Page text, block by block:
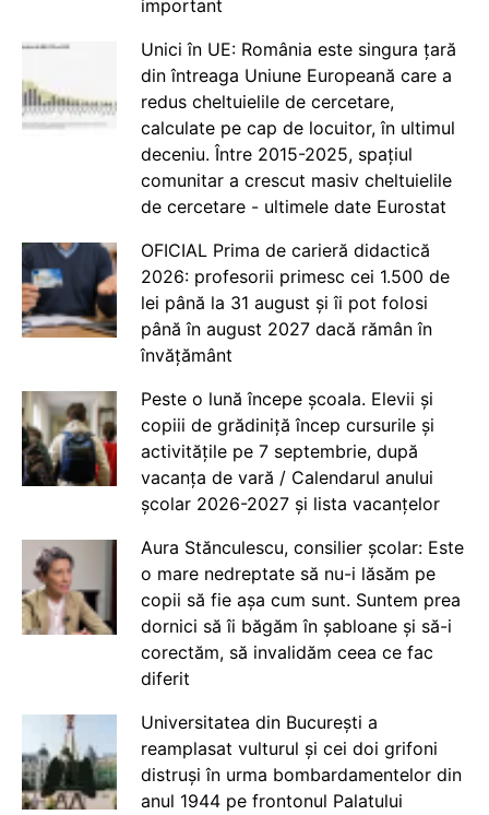
important
Unici în UE: România este singura țară
din întreaga Uniune Europeană care a
redus cheltuielile de cercetare,
calculate pe cap de locuitor, în ultimul
deceniu. Între 2015-2025, spațiul
comunitar a crescut masiv cheltuielile
de cercetare - ultimele date Eurostat
OFICIAL Prima de carieră didactică
2026: profesorii primesc cei 1.500 de
lei până la 31 august și îi pot folosi
până în august 2027 dacă rămân în
învățământ
Peste o lună începe școala. Elevii și
copiii de grădiniță încep cursurile și
activitățile pe 7 septembrie, după
vacanța de vară / Calendarul anului
școlar 2026-2027 și lista vacanțelor
Aura Stănculescu, consilier școlar: Este
o mare nedreptate să nu-i lăsăm pe
copii să fie așa cum sunt. Suntem prea
dornici să îi băgăm în șabloane și să-i
corectăm, să invalidăm ceea ce fac
diferit
Universitatea din București a
reamplasat vulturul și cei doi grifoni
distruși în urma bombardamentelor din
anul 1944 pe frontonul Palatului